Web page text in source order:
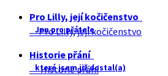
Pro Lilly, její kočičenstvo
Jen pro přátele
Pro Lilly, její kočičenstvo
Historie přání
které jsem již dostal(a)
Historie přání